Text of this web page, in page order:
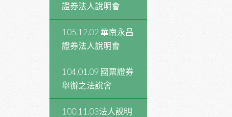
證券法人說明會
105.12.02 華南永昌
證券法人說明會
104.01.09 國票證券
舉辦之法說會
100.11.03法人說明